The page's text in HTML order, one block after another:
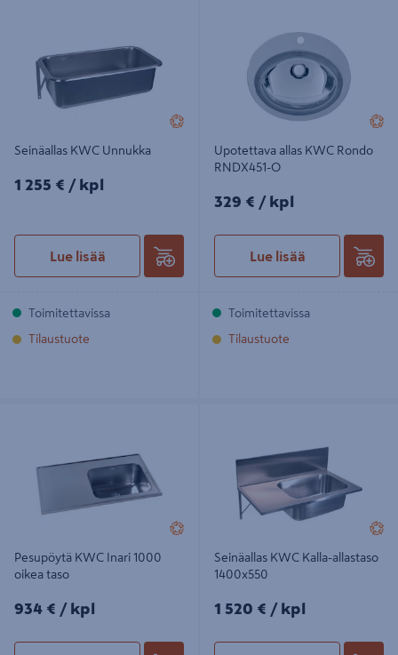
Seinäallas KWC Unnukka
1255€/kpl
1 255 € / kpl
Lue lisää
Toimitettavissa
Tilaustuote
Upotettava allas KWC Rondo
RNDX451-O
329€/kpl
329 € / kpl
Lue lisää
Toimitettavissa
Tilaustuote
Pesupöytä KWC Inari 1000
oikea taso
934€/kpl
934 € / kpl
Seinäallas KWC Kalla-allastaso
1400x550
1520€/kpl
1 520 € / kpl